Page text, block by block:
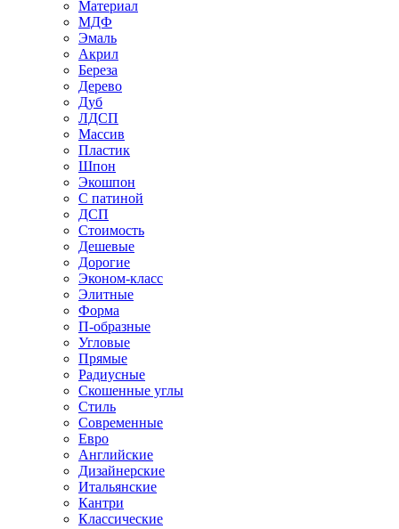
Материал
МДФ
Эмаль
Акрил
Береза
Дерево
Дуб
ЛДСП
Массив
Пластик
Шпон
Экошпон
С патиной
ДСП
Стоимость
Дешевые
Дорогие
Эконом-класс
Элитные
Форма
П-образные
Угловые
Прямые
Радиусные
Скошенные углы
Стиль
Современные
Евро
Английские
Дизайнерские
Итальянские
Кантри
Классические